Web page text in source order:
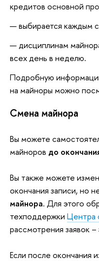
кредитов основной
выбирается каждым
дисциплинам
всех день в неделю.
Подробную
на майноры можно
Смена майнора
Вы можете
майноров до
Вы также можете
окончания записи, но
майнора. Для этого
техподдержки Центра
рассмотрения заявок –
Если после окончания